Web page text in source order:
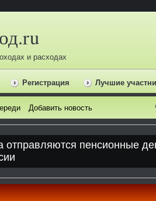
и расходах
Регистрация Лучшие
Добавить новость